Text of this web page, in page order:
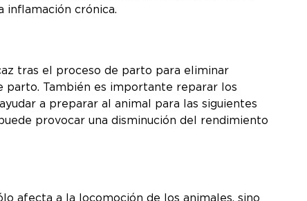
inflamación crónica.
tras el proceso de parto para eliminar
También es importante reparar los
a preparar al animal para las siguientes
provocar una disminución del rendimiento
afecta a la locomoción de los animales, sino